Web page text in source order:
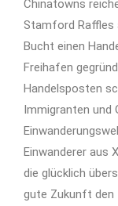
Chinatowns
Stamford Raffles
Bucht einen
Freihafen
Handelsposten
Immigranten und
Einwanderer aus
die glücklich
gute Zukunft den